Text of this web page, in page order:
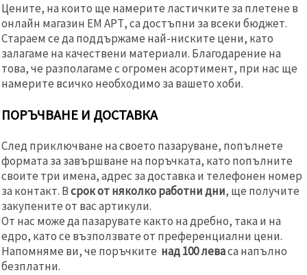
Цените, на които ще намерите ластичките за плетене в
онлайн магазин ЕМ АРТ, са достъпни за всеки бюджет.
Стараем се да поддържаме най-ниските цени, като
залагаме на качествени материали. Благодарение на
това, че разполагаме с огромен асортимент, при нас ще
намерите всичко необходимо за вашето хоби.
ПОРЪЧВАНЕ И ДОСТАВКА
След приключване на своето пазаруване, попълнете
формата за завършване на поръчката, като попълните
своите три имена, адрес за доставка и телефонен номер
за контакт. Всрок от няколко работни дни, ще получите
закупените от вас артикули.
От нас може да пазарувате както на дребно, така и на
едро, като се възползвате от преференциални цени.
Напомняме ви, че поръчките над 100 леваса напълно
безплатни.